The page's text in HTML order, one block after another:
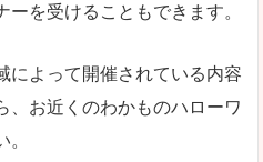
を受けることもできます。
によって開催されている内容
、お近くのわかものハローワ